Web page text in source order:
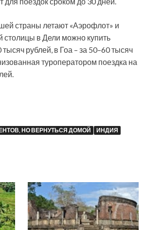
страны летают «Аэрофлот» и
столицы в Дели можно купить
рублей, в Гоа – за 50–60 тысяч
туроператором поездка на
НО ВЕРНУТЬСЯ ДОМОЙ ИНДИЯ